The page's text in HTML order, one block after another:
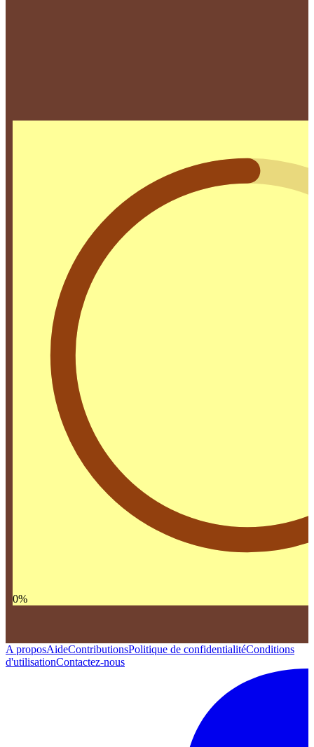
0%
A proposAideContributionsPolitique de confidentialitéConditions
d'utilisationContactez-nous